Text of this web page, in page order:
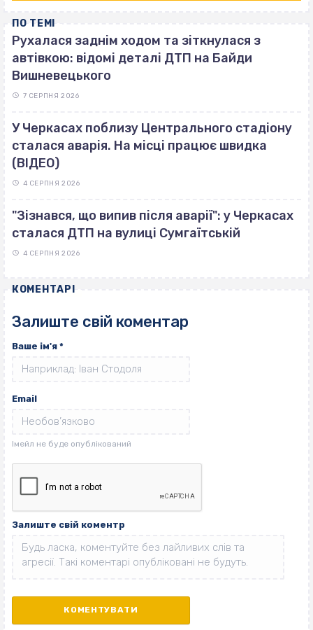
ПО ТЕМІ
Рухалася заднім ходом та зіткнулася з
автівкою: відомі деталі ДТП на Байди
Вишневецького
7 СЕРПНЯ 2026
У Черкасах поблизу Центрального стадіону
сталася аварія. На місці працює швидка
(ВІДЕО)
4 СЕРПНЯ 2026
"Зізнався, що випив після аварії": у Черкасах
сталася ДТП на вулиці Сумгаїтській
4 СЕРПНЯ 2026
КОМЕНТАРІ
Залиште свій коментар
Ваше ім'я *
Email
Залиште свій коментр